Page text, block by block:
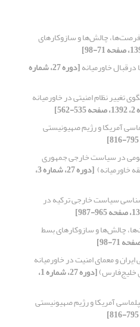
فرصت‌ها، چالش‌ها و ‏سازوکارهای
خاورمیانه [دوره 27، شماره
تغییر نظام امنیتی در ‏خاورمیانه
آمریکا و رژیم صهیونیستی
در سیاست خارجی ‏جمهوری
خاورمیانه) [دوره 27، شماره 3،
سیاست خارجی ترکیه در
چالش‌ها و ‏سازوکارهای بسط
و معمای امنیت در خاورمیانه
خلیج‌فارس)‏ [دوره 27، شماره 1،
آمریکا و رژیم صهیونیستی